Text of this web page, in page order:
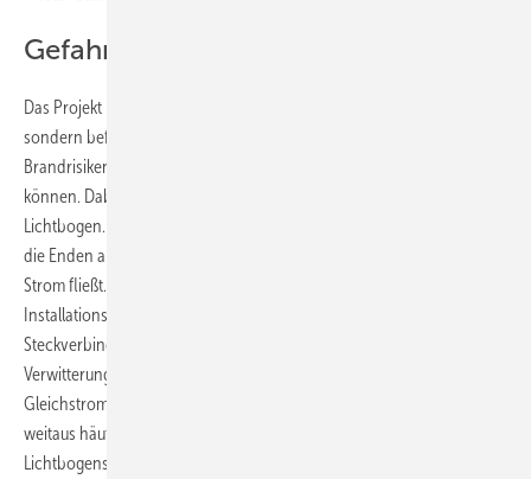
Gefahrenquelle Lichtbogen
Das Projekt beinhaltet aber nicht nur die Analyse der Schäden,
sondern befasst sich vor allem mit vorbeugenden Maßnahmen gegen
Brandrisiken, die durch eine Solarstromanlage ausgelöst werden
können. Dabei ist die häufigste Brandursache der sogenannte
Lichtbogen. Der entsteht, wenn Gleichstromverbindungen sich lösen,
die Enden aber noch so nahe beieinander liegen, dass weiterhin
Strom fließt. Dass kann entweder durch eine schlechte
Installationsarbeit ausgelöst werden. Dabei lösen sich unter anderem
Steckverbindungen und verursachen einen Lichtbogen. Aber auch
Verwitterung, Materialverschleiß oder ein Marderbiss kann die
Gleichstromverbindungen lösen und einen Lichtbogen auslösen. „Die
weitaus häufigste in Photovoltaikanlagen auftretende Art des
Lichtbogens ist der Reihenlichtbogen, also der innerhalb des